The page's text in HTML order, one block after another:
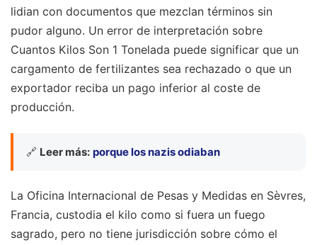
lidian con documentos que mezclan términos sin
pudor alguno. Un error de interpretación sobre
Cuantos Kilos Son 1 Tonelada puede significar que un
cargamento de fertilizantes sea rechazado o que un
exportador reciba un pago inferior al coste de
producción.
🔗 Leer más: porque los nazis odiaban
La Oficina Internacional de Pesas y Medidas en Sèvres,
Francia, custodia el kilo como si fuera un fuego
sagrado, pero no tiene jurisdicción sobre cómo el